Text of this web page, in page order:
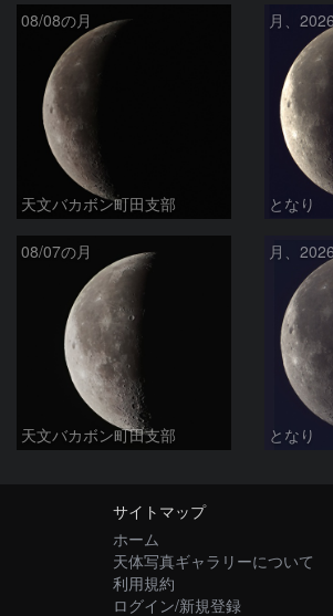
08/08の月
天文バカボン町田支部
月、
となり
08/07の月
天文バカボン町田支部
月、
となり
サイトマップ
ホーム
天体写真ギャラリーについて
利用規約
ログイン/新規登録